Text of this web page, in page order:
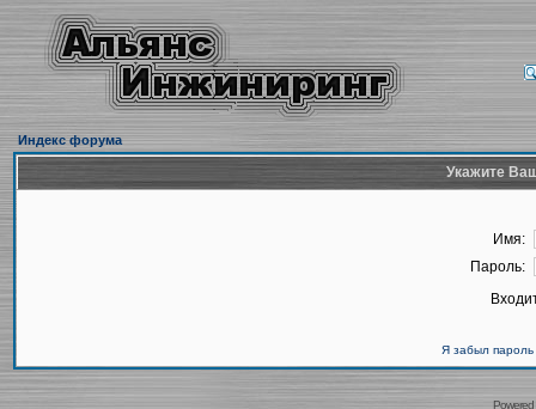
Индекс форума
Укажите
Имя:
Пароль:
Я забыл пароль